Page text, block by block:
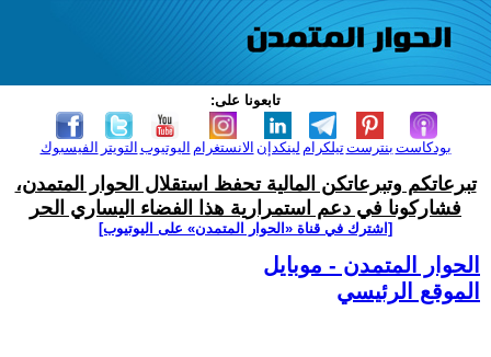
تابعونا على:
الفيسبوك التويتر اليوتيوب الانستغرام لينكدإن تيلكرامبنترست بودكاست
تبرعاتكم وتبرعاتكن المالية تحفظ استقلال الحوار المتمدن،
فشاركونا في دعم استمرارية هذا الفضاء اليساري الحر
[اشترك في قناة ‫«الحوار المتمدن» على اليوتيوب]
الحوار المتمدن - موبايل
الموقع الرئيسي